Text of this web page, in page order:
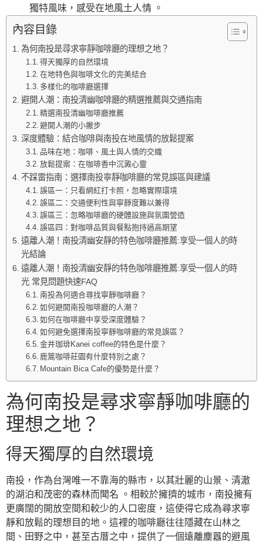
獨特風味，感受在地風土人情 。
內容目錄
為何南投是尋求寧靜咖啡廳的理想之地？
得天獨厚的自然環境
在地特色與咖啡文化的完美結合
多樣化的咖啡廳選擇
避開人潮：南投清幽咖啡廳的精選推薦與交通指南
精選南投清幽咖啡廳推薦
避開人潮的小撇步
深度體驗：結合咖啡與南投在地風情的放鬆提案
品味在地：咖啡、風土與人情的交織
放鬆提案：在咖啡香中沉澱心靈
不踩雷指南：選擇南投寧靜咖啡廳的常見誤區與建議
誤區一：只看網紅打卡照，忽略實際環境
誤區二：交通便利性與寧靜度難以兼得
誤區三：忽略咖啡廳的硬體設施與氛圍營造
誤區四：對咖啡品質與餐點抱持過高期望
遠離人潮！南投清幽安靜的特色咖啡廳推薦:享受一個人的時
光結論
遠離人潮！南投清幽安靜的特色咖啡廳推薦:享受一個人的時
光 常見問題快速FAQ
南投為何適合尋找寧靜咖啡廳？
如何避開南投咖啡廳的人潮？
如何在咖啡廳中享受深度體驗？
如何避免選擇南投寧靜咖啡廳的常見誤區？
金井珈琲Kanei coffee的特色是什麼？
鹿篙咖啡莊園有什麼特別之處？
Mountain Bica Cafe的優勢是什麼？
為何南投是尋求寧靜咖啡廳的
理想之地？
得天獨厚的自然環境
南投，作為台灣唯一不靠海的縣市，以其壯麗的山景、清澈
的湖泊和茂密的森林而聞名 。相較於擁擠的城市，南投擁有
更廣闊的開放空間和較少的人口密度，這使得它成為尋求寧
靜和放鬆的理想目的地。這裡的咖啡廳往往隱藏在山林之
間、田野之中，甚至古厝之中，提供了一個遠離塵囂的避風